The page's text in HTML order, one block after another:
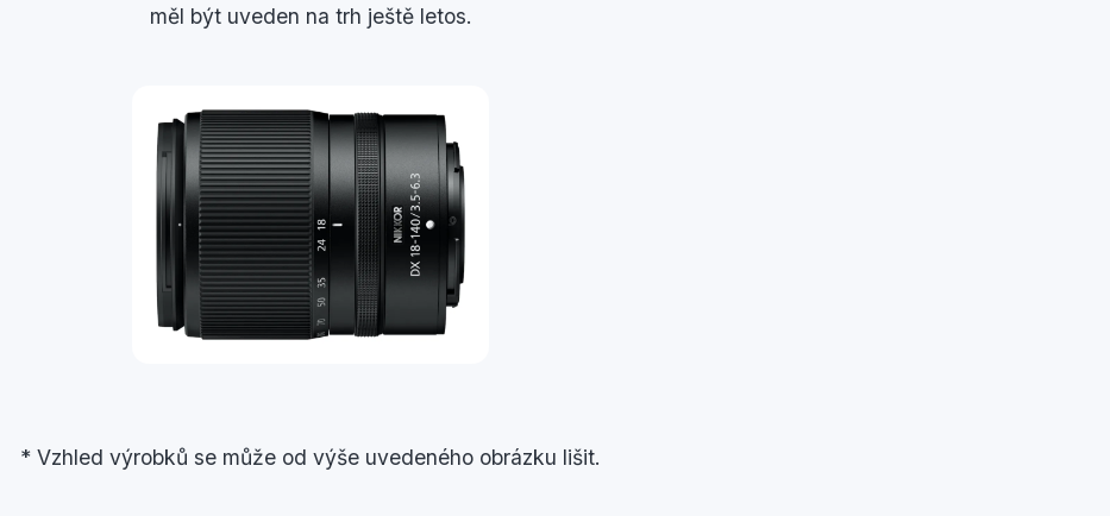
měl být uveden na trh ještě letos.
* Vzhled výrobků se může od výše uvedeného obrázku lišit.